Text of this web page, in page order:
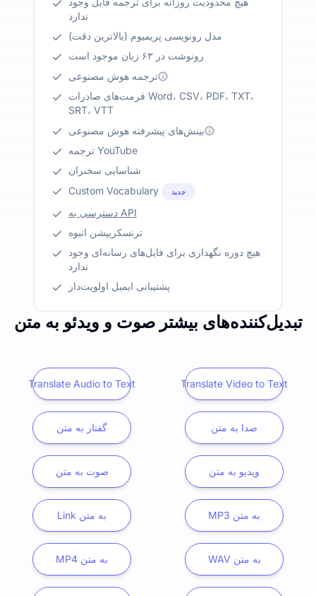
ندارد
مدل رونویسی پریمیوم (بالاترین دقت)
رونوشت در ۶۳ زبان موجود است
ترجمه هوش مصنوعی
فرمت‌های صادرات Word، CSV، PDF، TXT،
SRT، VTT
بینش‌های پیشرفته هوش مصنوعی
ترجمه YouTube
شناسایی سخنران
Custom Vocabulary
جدید
دسترسی به API
ترنسکریپشن انبوه
هیچ دوره نگهداری برای فایل‌های رسانه‌ای وجود
ندارد
پشتیبانی ایمیل اولویت‌دار
تبدیل‌کننده‌های بیشتر صوت و ویدئو به متن
Translate Audio to Text Translate Video to Text
گفتار به متن صدا به متن
صوت به متن ویدیو به متن
Link به متن MP3 به متن
MP4 به متن WAV به متن